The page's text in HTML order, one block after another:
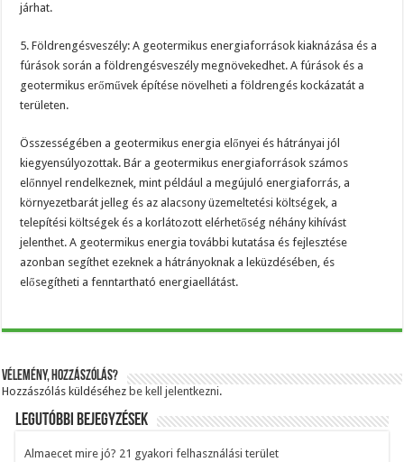
járhat.
5. Földrengésveszély: A geotermikus energiaforrások kiaknázása és a
fúrások során a földrengésveszély megnövekedhet. A fúrások és a
geotermikus erőművek építése növelheti a földrengés kockázatát a
területen.
Összességében a geotermikus energia előnyei és hátrányai jól
kiegyensúlyozottak. Bár a geotermikus energiaforrások számos
előnnyel rendelkeznek, mint például a megújuló energiaforrás, a
környezetbarát jelleg és az alacsony üzemeltetési költségek, a
telepítési költségek és a korlátozott elérhetőség néhány kihívást
jelenthet. A geotermikus energia további kutatása és fejlesztése
azonban segíthet ezeknek a hátrányoknak a leküzdésében, és
elősegítheti a fenntartható energiaellátást.
Vélemény, hozzászólás?
Hozzászólás küldéséhez be kell jelentkezni.
Legutóbbi bejegyzések
Almaecet mire jó? 21 gyakori felhasználási terület